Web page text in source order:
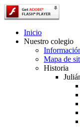
Inicio
Nuestro colegio
Mapa de
Historia